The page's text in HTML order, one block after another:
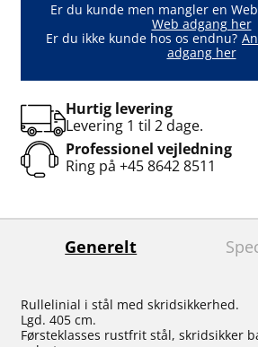
Er du kunde men mangler en
Web adgang her
Er du ikke kunde hos os endnu?
adgang her
Hurtig levering
Levering 1 til 2 dage.
Professionel vejledning
Ring på +45 8642 8511
Generelt
Rullelinial i stål med skridsikkerhed.
Lgd. 405 cm.
Førsteklasses rustfrit stål, skridsikker